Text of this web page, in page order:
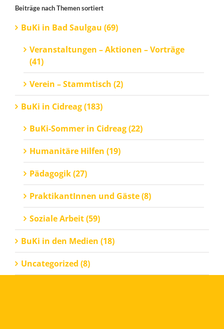
Beiträge nach Themen sortiert
BuKi in Bad Saulgau (69)
Veranstaltungen – Aktionen – Vorträge
(41)
Verein – Stammtisch (2)
BuKi in Cidreag (183)
BuKi-Sommer in Cidreag (22)
Humanitäre Hilfen (19)
Pädagogik (27)
PraktikantInnen und Gäste (8)
Soziale Arbeit (59)
BuKi in den Medien (18)
Uncategorized (8)